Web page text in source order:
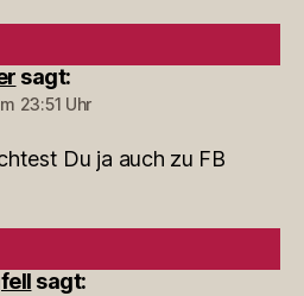
sagt:
23:51 Uhr
Du ja auch zu FB
sagt: